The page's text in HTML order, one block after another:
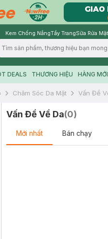
Kem Chống NắngTẩy TrangSữa Rửa Mặt
DEALS THƯƠNG HIỆU HÀNG
Chăm Sóc Da Mặt Vấn Đề
Vấn Đề Về Da(0)
Mới nhất Bán chạy